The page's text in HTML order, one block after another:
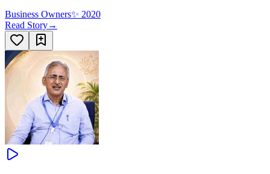
Business Owners✨ 2020
Read Story→